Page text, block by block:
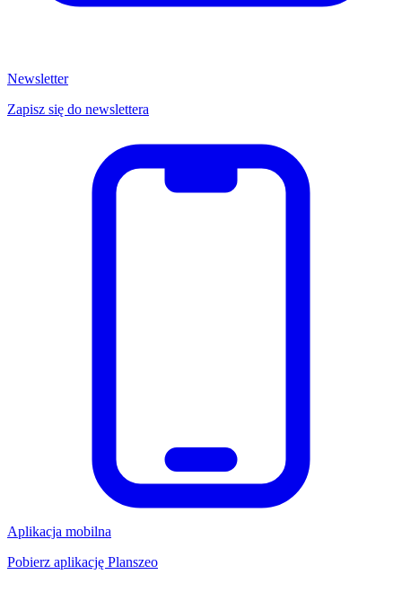
Newsletter
Zapisz się do newslettera
Aplikacja mobilna
Pobierz aplikację Planszeo